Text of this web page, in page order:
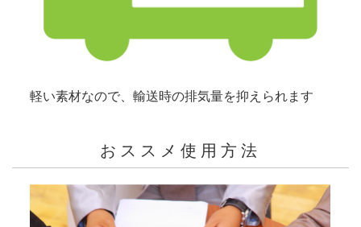
軽い素材なので、輸送時の排気量を抑えられます
おススメ使用方法